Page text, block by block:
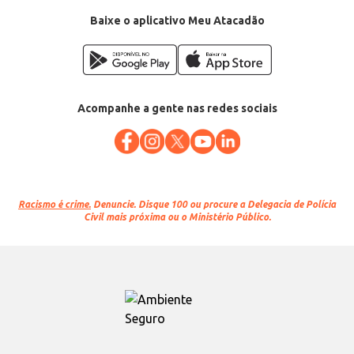
Baixe o aplicativo Meu Atacadão
Acompanhe a gente nas redes sociais
Racismo é crime. Denuncie. Disque 100 ou procure a Delegacia de Polícia
Civil mais próxima ou o Ministério Público.